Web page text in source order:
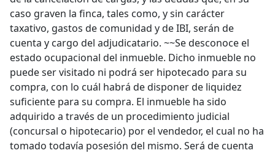
caso graven la finca, tales como, y sin carácter
taxativo, gastos de comunidad y de IBI, serán de
cuenta y cargo del adjudicatario. ~~Se desconoce el
estado ocupacional del inmueble. Dicho inmueble no
puede ser visitado ni podrá ser hipotecado para su
compra, con lo cuál habrá de disponer de liquidez
suficiente para su compra. El inmueble ha sido
adquirido a través de un procedimiento judicial
(concursal o hipotecario) por el vendedor, el cual no ha
tomado todavía posesión del mismo. Será de cuenta